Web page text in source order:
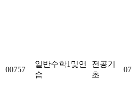
00757
일반수학1및연
습
전공기
초
07